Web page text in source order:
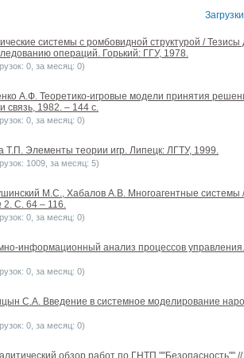
Загрузки
системы с ромбовидной структурой / Тезисы
операций. Горький: ГГУ, 1978.
0, за месяц: 0)
А.Ф. Теоретико-игровые модели принятия
связь, 1982. – 144 с.
0, за месяц: 0)
Т.П. Элементы теории игр. Липецк: ЛГТУ, 1999.
1009, за месяц: 5)
М.С., Хабалов А.В. Многоагентные системы
С. 64 – 116.
0, за месяц: 0)
информационный анализ процессов
0, за месяц: 0)
С.А. Введение в системное моделирование
0, за месяц: 0)
обзор работ по ГНТП ""Безопасность""